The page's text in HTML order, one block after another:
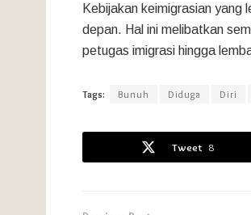
Kebijakan keimigrasian yang
depan. Hal ini melibatkan
petugas imigrasi hingga
Tags: Bunuh Diduga Diri
Tweet 8